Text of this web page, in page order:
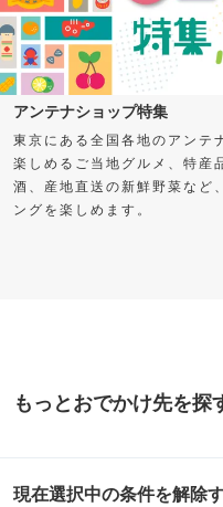
アンテナショップ特集
東京にある全国各地のアンテ
楽しめるご当地グルメ、特産
酒、産地直送の新鮮野菜など
ングを楽しめます。
もっとおでかけ先を探
現在選択中の条件を解除